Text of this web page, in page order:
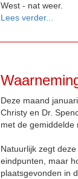
West - nat weer.
Lees verder...
Deze maand
Christy en Dr.
met de gemiddelde
Natuurlijk zegt
eindpunten, maar
plaatsgevonden in